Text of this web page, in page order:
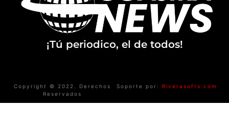
¡Tú periodico, el de todos!
Copyright © 2022. Derechos
Reservados
Soporte por: Riverasofts.com